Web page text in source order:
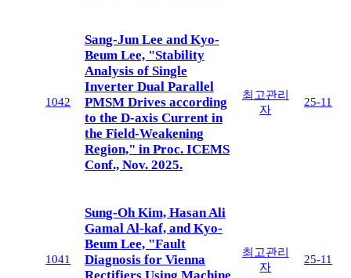
1042
Sang-Jun Lee and Kyo-
Beum Lee, "Stability
Analysis of Single
Inverter Dual Parallel
PMSM Drives according
to the D-axis Current in
the Field-Weakening
Region," in Proc. ICEMS
Conf., Nov. 2025.
최고관리
자
25-11
1041
Sung-Oh Kim, Hasan Ali
Gamal Al-kaf, and Kyo-
Beum Lee, "Fault
Diagnosis for Vienna
최고관리
자
25-11